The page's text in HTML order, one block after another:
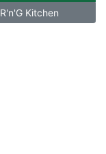
R'n'G Kitchen